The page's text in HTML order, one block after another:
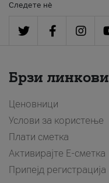
Следете нè
Брзи линкови
Ценовници
Услови за користење
Плати сметка
Активирајте Е-сметка
Припејд регистрација